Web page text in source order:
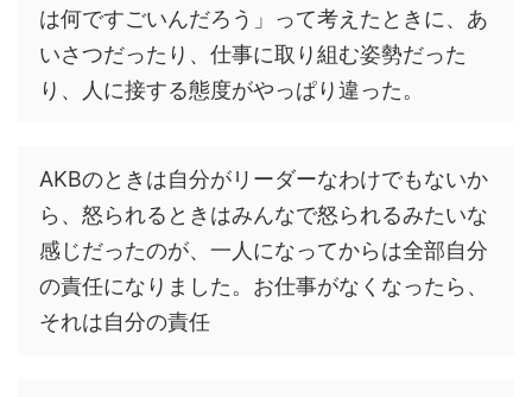
は何ですごいんだろう」って考えたときに、あ
いさつだったり、仕事に取り組む姿勢だった
り、人に接する態度がやっぱり違った。
AKBのときは自分がリーダーなわけでもないか
ら、怒られるときはみんなで怒られるみたいな
感じだったのが、一人になってからは全部自分
の責任になりました。お仕事がなくなったら、
それは自分の責任